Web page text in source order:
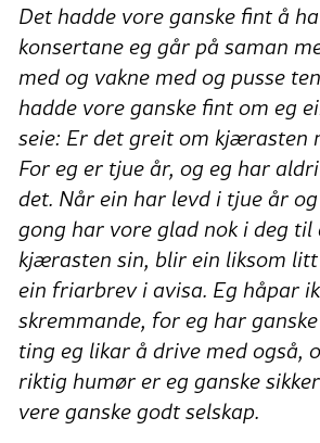
Det hadde vore ganske fint å
konsertane eg går på saman
med og vakne med og pusse
hadde vore ganske fint om eg
seie: Er det greit om kjærasten
For eg er tjue år, og eg har
det. Når ein har levd i tjue år
gong har vore glad nok i deg til
kjærasten sin, blir ein liksom
ein friarbrev i avisa. Eg håpar
skremmande, for eg har
ting eg likar å drive med også,
riktig humør er eg ganske
vere ganske godt selskap.